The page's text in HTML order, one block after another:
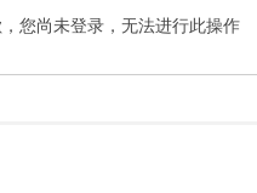
您尚未登录，无法进行此操作